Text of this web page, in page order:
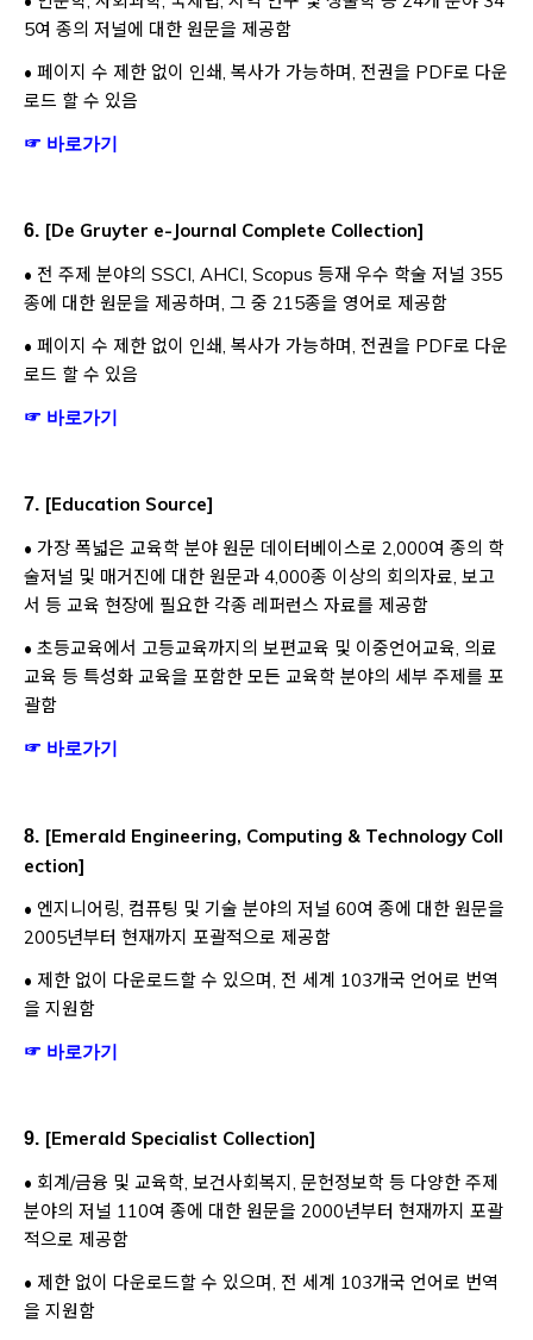
5여 종의 저널에 대한 원문을 제공함
• 페이지 수 제한 없이 인쇄, 복사가 가능하며, 전권을 PDF로 다운
로드 할 수 있음
☞ 바로가기
6. [De Gruyter e-Journal Complete Collection]
• 전 주제 분야의 SSCI, AHCI, Scopus 등재 우수 학술 저널 355
종에 대한 원문을 제공하며, 그 중 215종을 영어로 제공함
• 페이지 수 제한 없이 인쇄, 복사가 가능하며, 전권을 PDF로 다운
로드 할 수 있음
☞ 바로가기
7. [Education Source]
• 가장 폭넓은 교육학 분야 원문 데이터베이스로 2,000여 종의 학
술저널 및 매거진에 대한 원문과 4,000종 이상의 회의자료, 보고
서 등 교육 현장에 필요한 각종 레퍼런스 자료를 제공함
• 초등교육에서 고등교육까지의 보편교육 및 이중언어교육, 의료
교육 등 특성화 교육을 포함한 모든 교육학 분야의 세부 주제를 포
괄함
☞ 바로가기
8. [Emerald Engineering, Computing & Technology Coll
ection]
• 엔지니어링, 컴퓨팅 및 기술 분야의 저널 60여 종에 대한 원문을
2005년부터 현재까지 포괄적으로 제공함
• 제한 없이 다운로드할 수 있으며, 전 세계 103개국 언어로 번역
을 지원함
☞ Opens a new window
바로가기
9. [Emerald Specialist Collection]
• 회계/금융 및 교육학, 보건사회복지, 문헌정보학 등 다양한 주제
분야의 저널 110여 종에 대한 원문을 2000년부터 현재까지 포괄
적으로 제공함
• 제한 없이 다운로드할 수 있으며, 전 세계 103개국 언어로 번역
을 지원함